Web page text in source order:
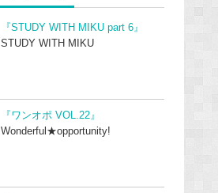
『STUDY WITH MIKU part 6』
STUDY WITH MIKU
『ワンオポ VOL.22』
Wonderful★opportunity!